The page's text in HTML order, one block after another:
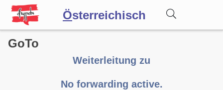
Österreichisch
Wörterbuch
GoTo
Weiterleitung zu
No forwarding active.